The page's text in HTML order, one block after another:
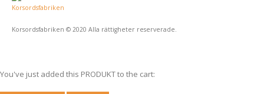
Korsordsfabriken © 2020 Alla rättigheter reserverade.
You've just added this PRODUKT to the cart: